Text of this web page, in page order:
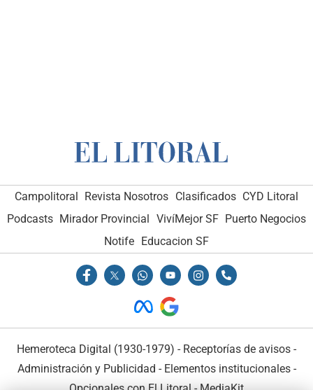
Campolitoral Revista Nosotros Clasificados CYD Litoral
Podcasts Mirador Provincial VivíMejor SF Puerto Negocios
Notife Educacion SF
Hemeroteca Digital (1930-1979) - Receptorías de avisos -
Administración y Publicidad - Elementos institucionales-